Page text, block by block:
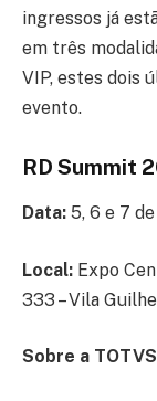
ingressos já
em três
VIP, estes dois
evento.
RD Summit
Data: 5, 6 e 7
Local: Expo
333 – Vila
Sobre a TOTVS